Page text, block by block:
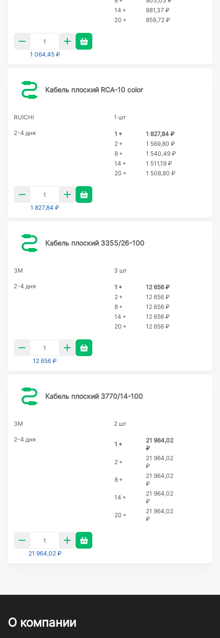
14 +
881,37 ₽
20 +
859,72 ₽
1 064,45 ₽
Кабель плоский RCA-10 color
RUICHI 1 шт
2-4 дня 1 +
1 827,84 ₽
2 +
1 569,80 ₽
8 +
1 540,49 ₽
14 +
1 511,19 ₽
20 +
1 508,80 ₽
1 827,84 ₽
Кабель плоский 3355/26-100
3M 3 шт
2-4 дня 1 +
12 656 ₽
2 +
12 656 ₽
8 +
12 656 ₽
14 +
12 656 ₽
20 +
12 656 ₽
12 656 ₽
Кабель плоский 3770/14-100
3M 2 шт
2-4 дня
1 +
21 964,02
₽
2 +
21 964,02
₽
8 +
21 964,02
₽
14 +
21 964,02
₽
20 +
21 964,02
₽
21 964,02 ₽
О компании